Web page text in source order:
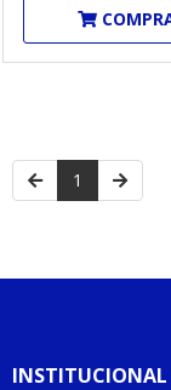
1
INSTITUCIONAL